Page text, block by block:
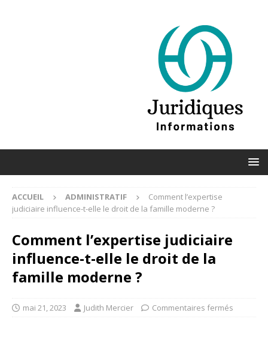
ACCUEIL ADMINISTRATIF
Comment l’expertise
judiciaire influence-t-elle le droit de la famille moderne ?
Comment l’expertise judiciaire
influence-t-elle le droit de la
famille moderne ?
mai 21, 2023 Judith Mercier Commentaires fermés